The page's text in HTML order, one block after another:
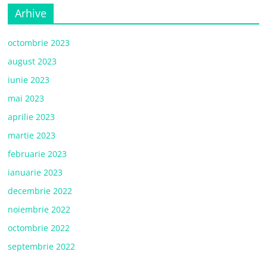
Arhive
octombrie 2023
august 2023
iunie 2023
mai 2023
aprilie 2023
martie 2023
februarie 2023
ianuarie 2023
decembrie 2022
noiembrie 2022
octombrie 2022
septembrie 2022